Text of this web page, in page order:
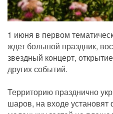
1 июня в первом
ждет большой праздник,
звездный концерт,
других событий.
Территорию празднично
шаров, на входе установят